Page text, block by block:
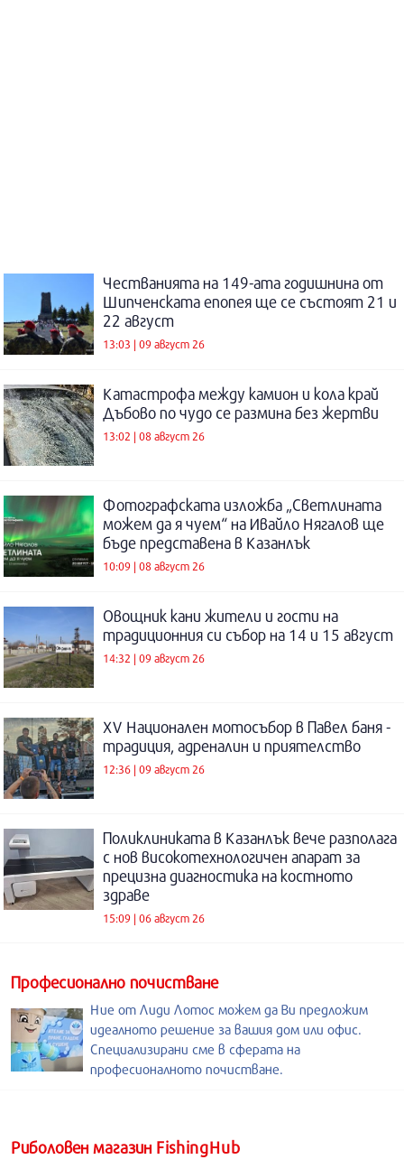
Честванията на 149-ата годишнина от
Шипченската епопея ще се състоят 21 и
22 август
13:03 | 09 август 26
Катастрофа между камион и кола край
Дъбово по чудо се размина без жертви
13:02 | 08 август 26
Фотографската изложба „Светлината
можем да я чуем“ на Ивайло Нягалов ще
бъде представена в Казанлък
10:09 | 08 август 26
Овощник кани жители и гости на
традиционния си събор на 14 и 15 август
14:32 | 09 август 26
XV Национален мотосъбор в Павел баня -
традиция, адреналин и приятелство
12:36 | 09 август 26
Поликлиниката в Казанлък вече разполага
с нов високотехнологичен апарат за
прецизна диагностика на костното
здраве
15:09 | 06 август 26
Професионално почистване
Ние от Лиди Лотос можем да Ви предложим
идеалното решение за вашия дом или офис.
Специализирани сме в сферата на
професионалното почистване.
Риболовен магазин FishingHub